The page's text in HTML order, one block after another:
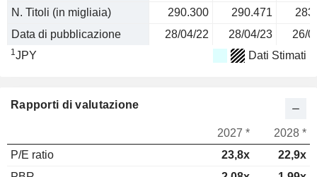
N. Titoli (in migliaia) 290.300 290.471
Data di pubblicazione
28/04/22 28/04/23 26/
1JPY Dati Stimati
Rapporti di valutazione
2027 *
2028 *
P/E ratio
23,8x
22,9x